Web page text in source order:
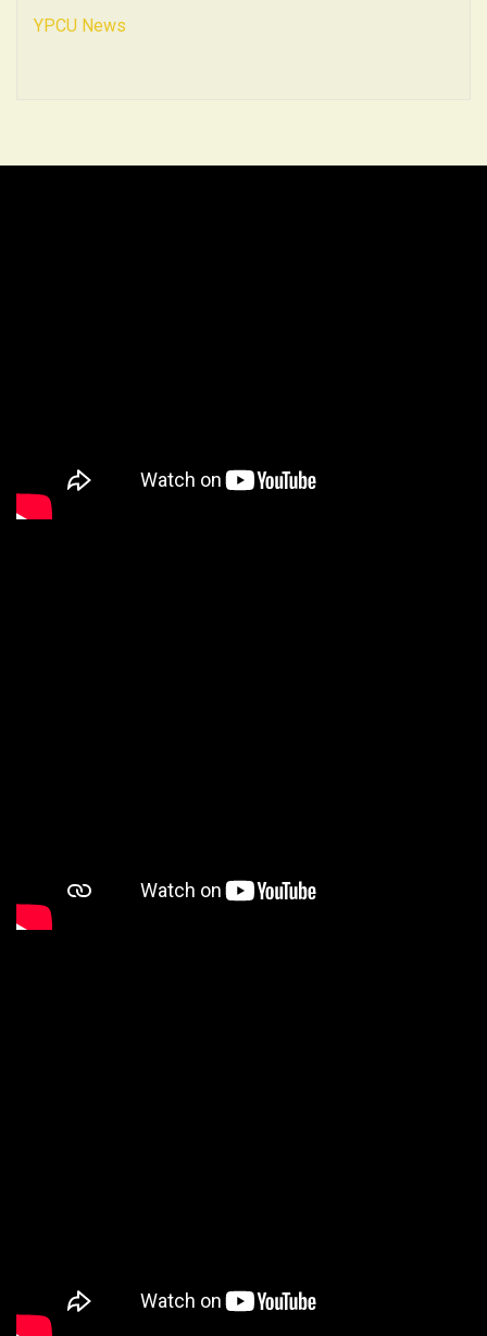
YPCU News